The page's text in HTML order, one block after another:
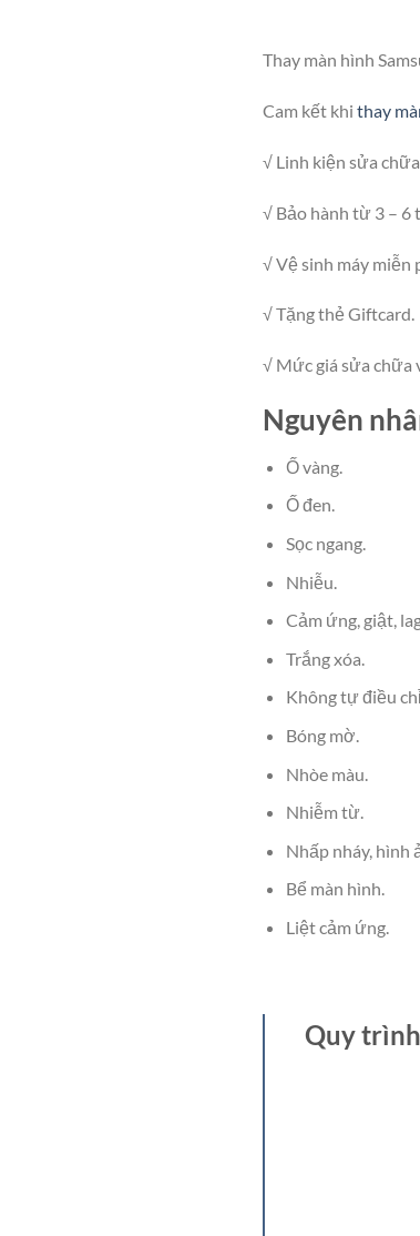
Thay màn hình
Cam kết khi thay
√ Linh kiện sửa
√ Bảo hành từ 3 – 6
√ Vệ sinh máy miễn
√ Tặng thẻ Giftcard.
√ Mức giá sửa chữa
Nguyên
Ố vàng.
Ố đen.
Sọc ngang.
Nhiễu.
Cảm ứng, giật,
Trắng xóa.
Không tự điều
Bóng mờ.
Nhòe màu.
Nhiễm từ.
Nhấp nháy, hình
Bể màn hình.
Liệt cảm ứng.
Quy